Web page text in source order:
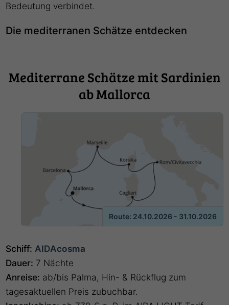
Bedeutung verbindet.
Die mediterranen Schätze entdecken
Mediterrane Schätze mit Sardinien
ab Mallorca
Route: 24.10.2026 - 31.10.2026
Schiff: AIDAcosma
Dauer: 7 Nächte
Anreise: ab/bis Palma, Hin- & Rückflug zum
tagesaktuellen Preis zubuchbar.